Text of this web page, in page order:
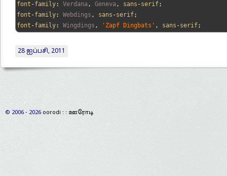
font -family: Verdana , Geneva , sans -serif;
font -family: Webdings , sans -serif;
font -family: Wingdings , 'Zapf Dingbats' , sans -serif;
28 ஐப்பசி, 2011
© 2006 - 2026 oorodi : : ஊரோடி